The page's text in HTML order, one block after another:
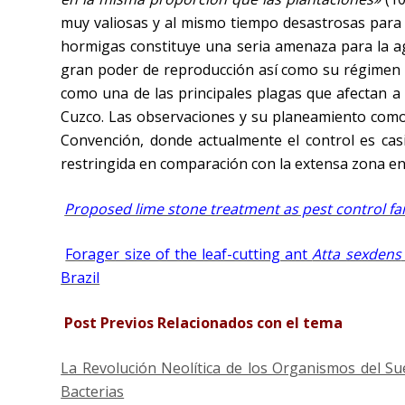
muy valiosas y al mismo tiempo desastrosas
hormigas constituye una seria amenaza para la
gran poder de reproducción así como su
como una de las principales plagas que afectan
Cuzco. Las observaciones y su planeamiento
Convención, donde actualmente el control es
restringida en comparación con la extensa zona
Proposed lime stone treatment as pest control
Forager size of the leaf-cutting antAtta sexdens
Brazil
Post Previos Relacionados con el tema
La Revolución Neolítica de los Organismos del
Bacterias